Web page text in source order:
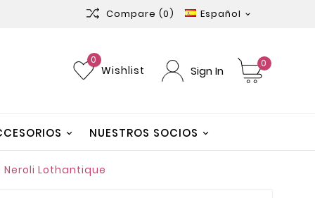
Compare (0) Español 
0
Wishlist Sign In
0
NUESTROS SOCIOS
Lothantique